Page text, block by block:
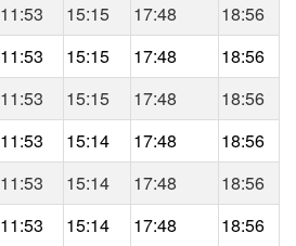
11:53 15:15 17:48
18:56
11:53 15:15 17:48
18:56
11:53 15:15 17:48
18:56
11:53 15:14 17:48
18:56
11:53 15:14 17:48
18:56
11:53 15:14 17:48
18:56